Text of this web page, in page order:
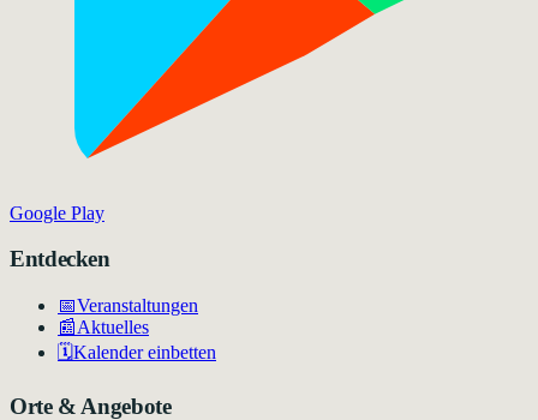
Google Play
Entdecken
📅Veranstaltungen
📰Aktuelles
🗓️Kalender einbetten
Orte & Angebote